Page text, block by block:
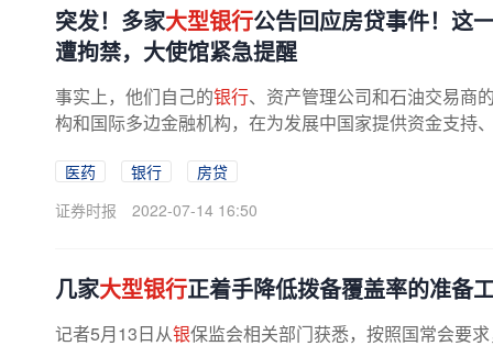
突发！多家大型银行公告回应房贷事件！这
遭拘禁，大使馆紧急提醒
事实上，他们自己的银行、资产管理公司和石油交易商
构和国际多边金融机构，在为发展中国家提供资金支持
医药 银行
房贷
证券时报
2022-07-14 16:50
几家大型银行正着手降低拨备覆盖率的准备
记者5月13日从银保监会相关部门获悉，按照国常会要